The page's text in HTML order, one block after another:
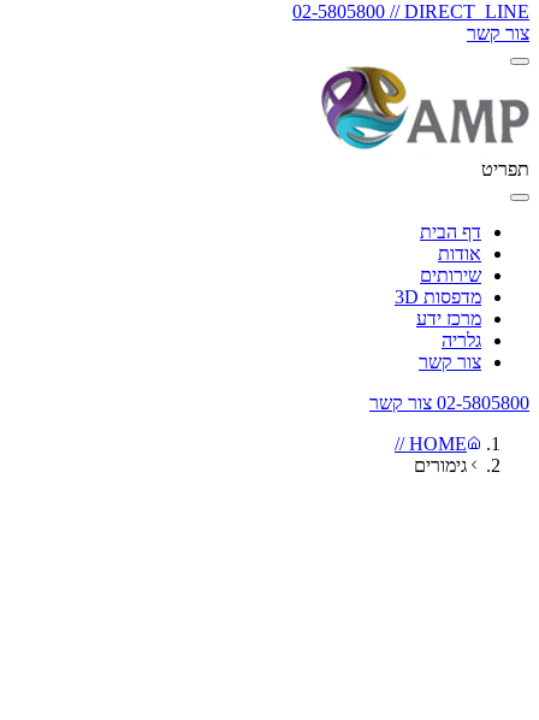
DIRECT_LINE //
02-5805800
צור קשר
תפריט
דף הבית
אודות
שירותים
מדפסות 3D
מרכז ידע
גלריה
צור קשר
02-5805800 צור קשר
HOME //
גימורים